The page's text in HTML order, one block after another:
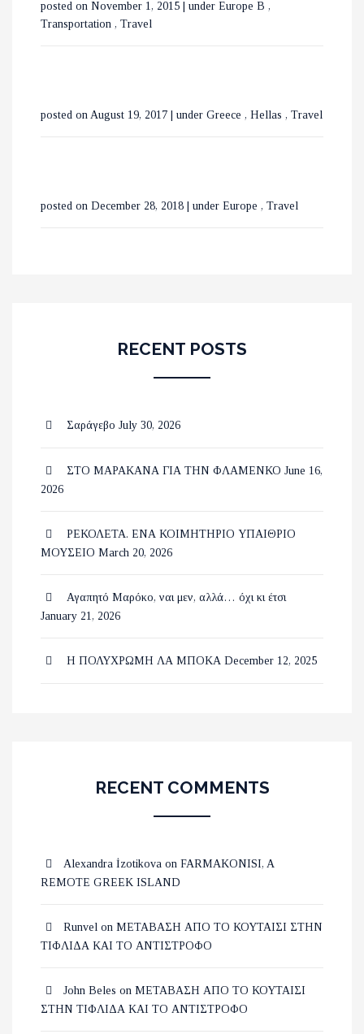
posted on November 1, 2015 under Europe B ,
Transportation , Travel
posted on August 19, 2017 under Greece , Hellas , Travel
ΒΟΥΚΟΥΡΕΣΤΙ ΣΕ 3 ΗΜΕΡΕΣ
posted on December 28, 2018 under Europe , Travel
RECENT POSTS
Σαράγεβο July 30, 2026
ΣΤΟ ΜΑΡΑΚΑΝΑ ΓΙΑ ΤΗΝ ΦΛΑΜΕΝΚΟ June 16,
2026
ΡΕΚΟΛΕΤΑ. ΕΝΑ ΚΟΙΜΗΤΗΡΙΟ ΥΠΑΙΘΡΙΟ
ΜΟΥΣΕΙΟ March 20, 2026
Αγαπητό Μαρόκο, ναι μεν, αλλά… όχι κι έτσι
January 21, 2026
Η ΠΟΛΥΧΡΩΜΗ ΛΑ ΜΠΟΚΑ December 12, 2025
RECENT COMMENTS
Alexandra İzotikova on FARMAKONISI, A
REMOTE GREEK ISLAND
Runvel on ΜΕΤΑΒΑΣΗ ΑΠΟ ΤΟ ΚΟΥΤΑΙΣΙ ΣΤΗΝ
ΤΙΦΛΙΔΑ ΚΑΙ ΤΟ ΑΝΤΙΣΤΡΟΦΟ
John Beles on ΜΕΤΑΒΑΣΗ ΑΠΟ ΤΟ ΚΟΥΤΑΙΣΙ
ΣΤΗΝ ΤΙΦΛΙΔΑ ΚΑΙ ΤΟ ΑΝΤΙΣΤΡΟΦΟ